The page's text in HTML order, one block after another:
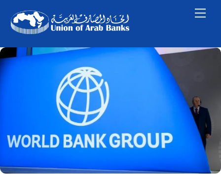
content